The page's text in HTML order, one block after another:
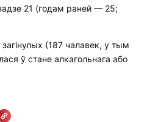
21 (годам раней — 25;
(187 чалавек, у тым
ў стане алкагольнага або